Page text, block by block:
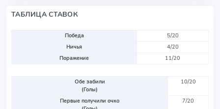
ТАБЛИЦА СТАВОК
Победа
5/20
Ничья
4/20
Поражение
11/20
Обе забили
(Голы)
10/20
Первые получили очко
7/20